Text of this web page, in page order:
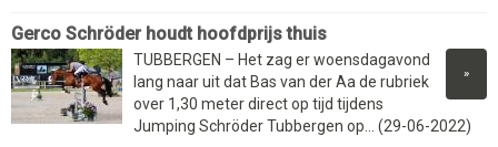
Gerco Schröder houdt hoofdprijs thuis
»
TUBBERGEN – Het zag er woensdagavond
lang naar uit dat Bas van der Aa de rubriek
over 1,30 meter direct op tijd tijdens
Jumping Schröder Tubbergen op... (29-06-2022)